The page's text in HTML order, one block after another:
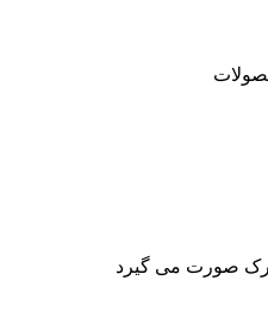
صورت می گیرد